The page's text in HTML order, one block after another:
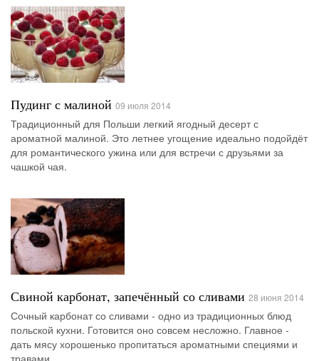
Пудинг с малиной 09 июля 2014
Традиционный для Польши легкий ягодный десерт с
ароматной малиной. Это летнее угощение идеально подойдёт
для романтического ужина или для встречи с друзьями за
чашкой чая.
Свиной карбонат, запечённый со сливами 28 июня 2014
Сочный карбонат со сливами - одно из традиционных блюд
польской кухни. Готовится оно совсем несложно. Главное -
дать мясу хорошенько пропитаться ароматными специями и
травами.